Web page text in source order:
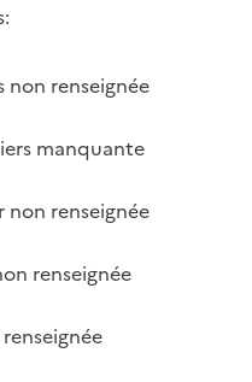
renseignée
manquante
non renseignée
renseignée